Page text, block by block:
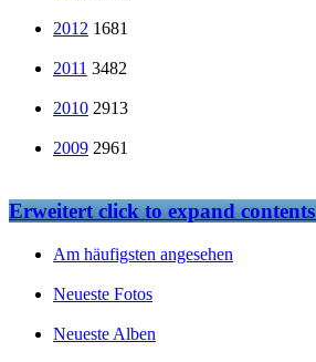
2012 1681
2011 3482
2010 2913
2009 2961
Erweitertclick to expand contents
Am häufigsten angesehen
Neueste Fotos
Neueste Alben